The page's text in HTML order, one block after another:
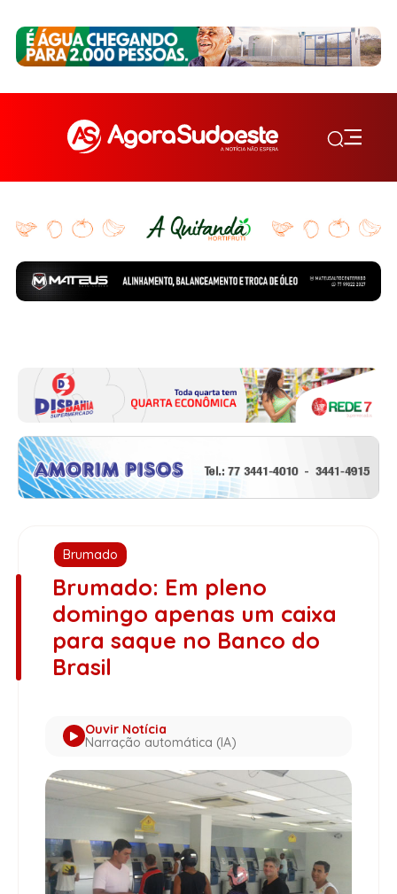
Brumado
Brumado: Em pleno
domingo apenas um caixa
para saque no Banco do
Brasil
Ouvir Notícia
Narração automática (IA)